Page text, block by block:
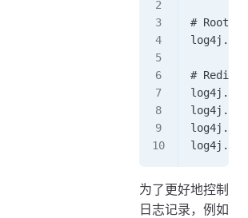
# Root
#
为了更好地控制
日志记录，例如